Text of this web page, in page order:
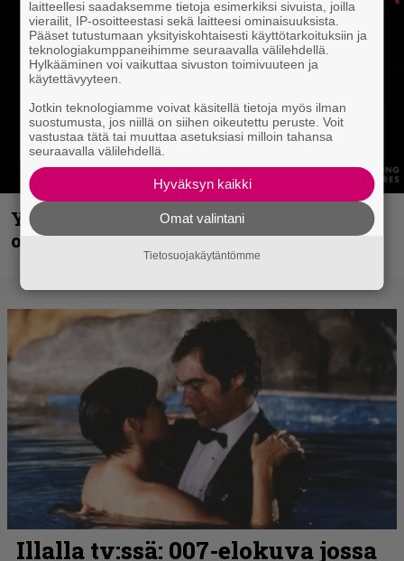
Yngwie Malmsteen iskee jälleen – Now
or Never -single tulevalta levyltä julki
laitteellesi saadaksemme tietoja esimerkiksi sivuista, joilla
vierailit, IP-osoitteestasi sekä laitteesi ominaisuuksista.
Pääset tutustumaan yksityiskohtaisesti käyttötarkoituksiin ja
teknologiakumppaneihimme seuraavalla välilehdellä.
Hylkääminen voi vaikuttaa sivuston toimivuuteen ja
käytettävyyteen.
Jotkin teknologiamme voivat käsitellä tietoja myös ilman
suostumusta, jos niillä on siihen oikeutettu peruste. Voit
vastustaa tätä tai muuttaa asetuksiasi milloin tahansa
seuraavalla välilehdellä.
Hyväksyn kaikki
Omat valintani
Tietosuojakäytäntömme